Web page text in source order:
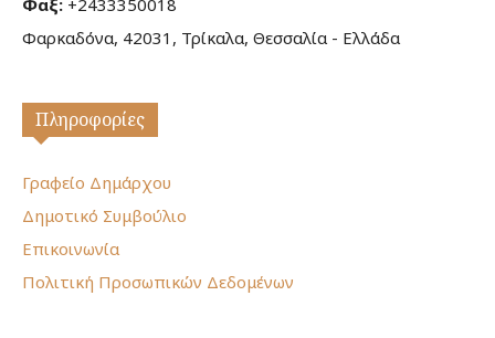
Φαξ: +2433350018
Φαρκαδόνα, 42031, Τρίκαλα, Θεσσαλία - Ελλάδα
Πληροφορίες
Γραφείο Δημάρχου
Δημοτικό Συμβούλιο
Επικοινωνία
Πολιτική Προσωπικών Δεδομένων